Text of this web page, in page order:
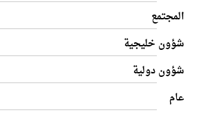
المجتمع
شؤون خليجية
شؤون دولية
عام